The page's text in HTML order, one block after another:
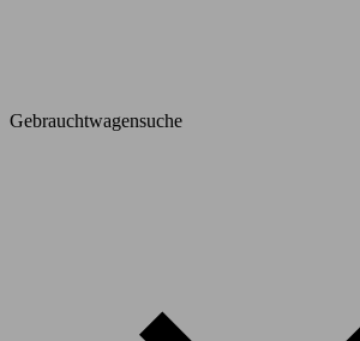
Gebrauchtwagensuche